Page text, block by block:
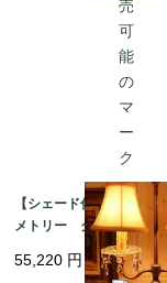
【シェード付き】シン
メトリー クリスタル
グラステーブルラン
プ LED球付き
55,220 円